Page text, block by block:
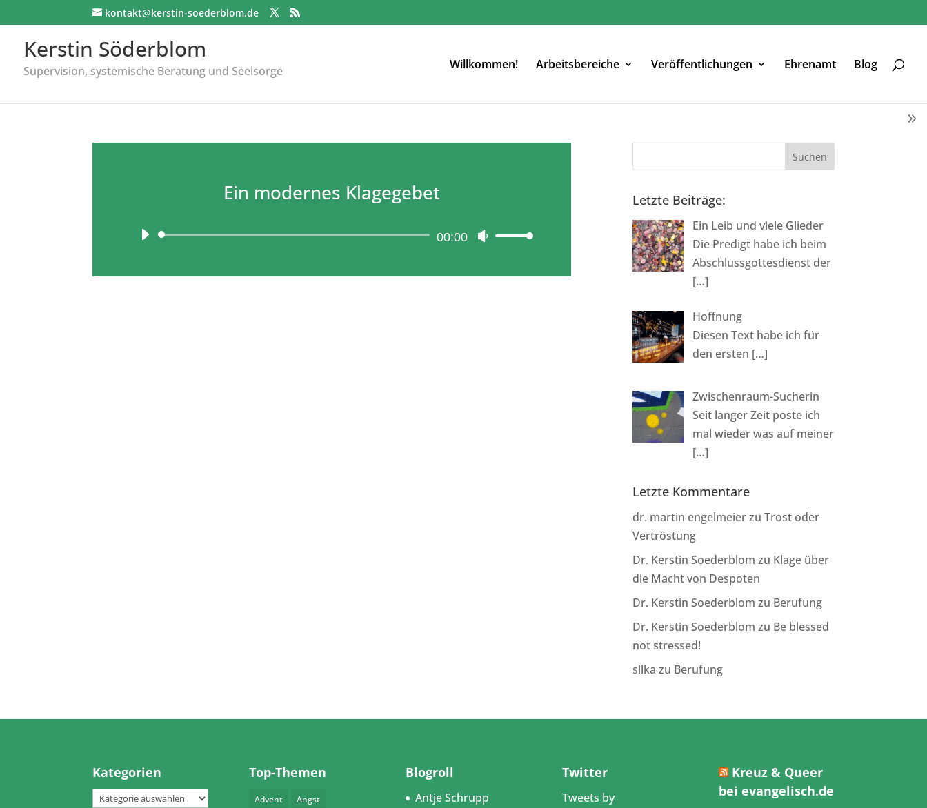
kontakt@kerstin-soederblom.de
Kerstin Söderblom
Supervision, systemische Beratung und Seelsorge Willkommen! Arbeitsbereiche Veröffentlichungen Ehrenamt Blog
Ein modernes Klagegebet
Audio-
00:00
Pfeiltasten
benutzen,
Letzte Beiträge:
Ein Leib und viele Glieder
Die Predigt habe ich beim
Abschlussgottesdienst der
[…]
Hoffnung
Diesen Text habe ich für
den ersten […]
Zwischenraum-Sucherin
Seit langer Zeit poste ich
mal wieder was auf meiner
[…]
Letzte Kommentare
dr. martin engelmeierzuTrost oder
Vertröstung
Dr. Kerstin Soederblom zu Klage über
die Macht von Despoten
Dr. Kerstin Soederblom zu Berufung
Dr. Kerstin Soederblom zu Be blessed
not stressed!
silka zu Berufung
Kategorien
Kategorien
Top-Themen
Advent Angst
Blogroll
Antje Schrupp
Twitter
Tweets by
Kreuz & Queer
bei evangelisch.de